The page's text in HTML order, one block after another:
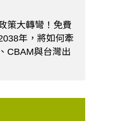
策大轉彎！免費
年，將如何牽
CBAM與台灣出